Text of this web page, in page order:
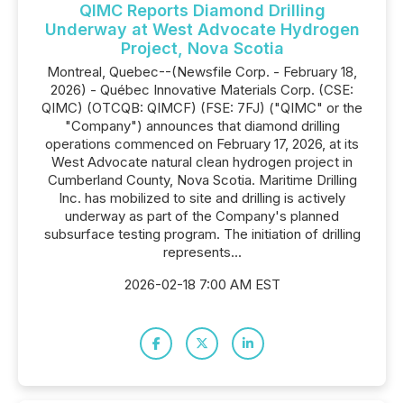
QIMC Reports Diamond Drilling
Underway at West Advocate Hydrogen
Project, Nova Scotia
Montreal, Quebec--(Newsfile Corp. - February 18,
2026) - Québec Innovative Materials Corp. (CSE:
QIMC) (OTCQB: QIMCF) (FSE: 7FJ) ("QIMC" or the
"Company") announces that diamond drilling
operations commenced on February 17, 2026, at its
West Advocate natural clean hydrogen project in
Cumberland County, Nova Scotia. Maritime Drilling
Inc. has mobilized to site and drilling is actively
underway as part of the Company's planned
subsurface testing program. The initiation of drilling
represents...
2026-02-18 7:00 AM EST